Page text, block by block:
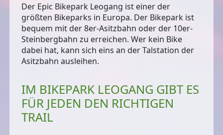
Der Epic Bikepark Leogang ist einer der
größten Bikeparks in Europa. Der Bikepark ist
bequem mit der 8er-Asitzbahn oder der 10er-
Steinbergbahn zu erreichen. Wer kein Bike
dabei hat, kann sich eins an der Talstation der
Asitzbahn ausleihen.
IM BIKEPARK LEOGANG GIBT ES
FÜR JEDEN DEN RICHTIGEN
TRAIL